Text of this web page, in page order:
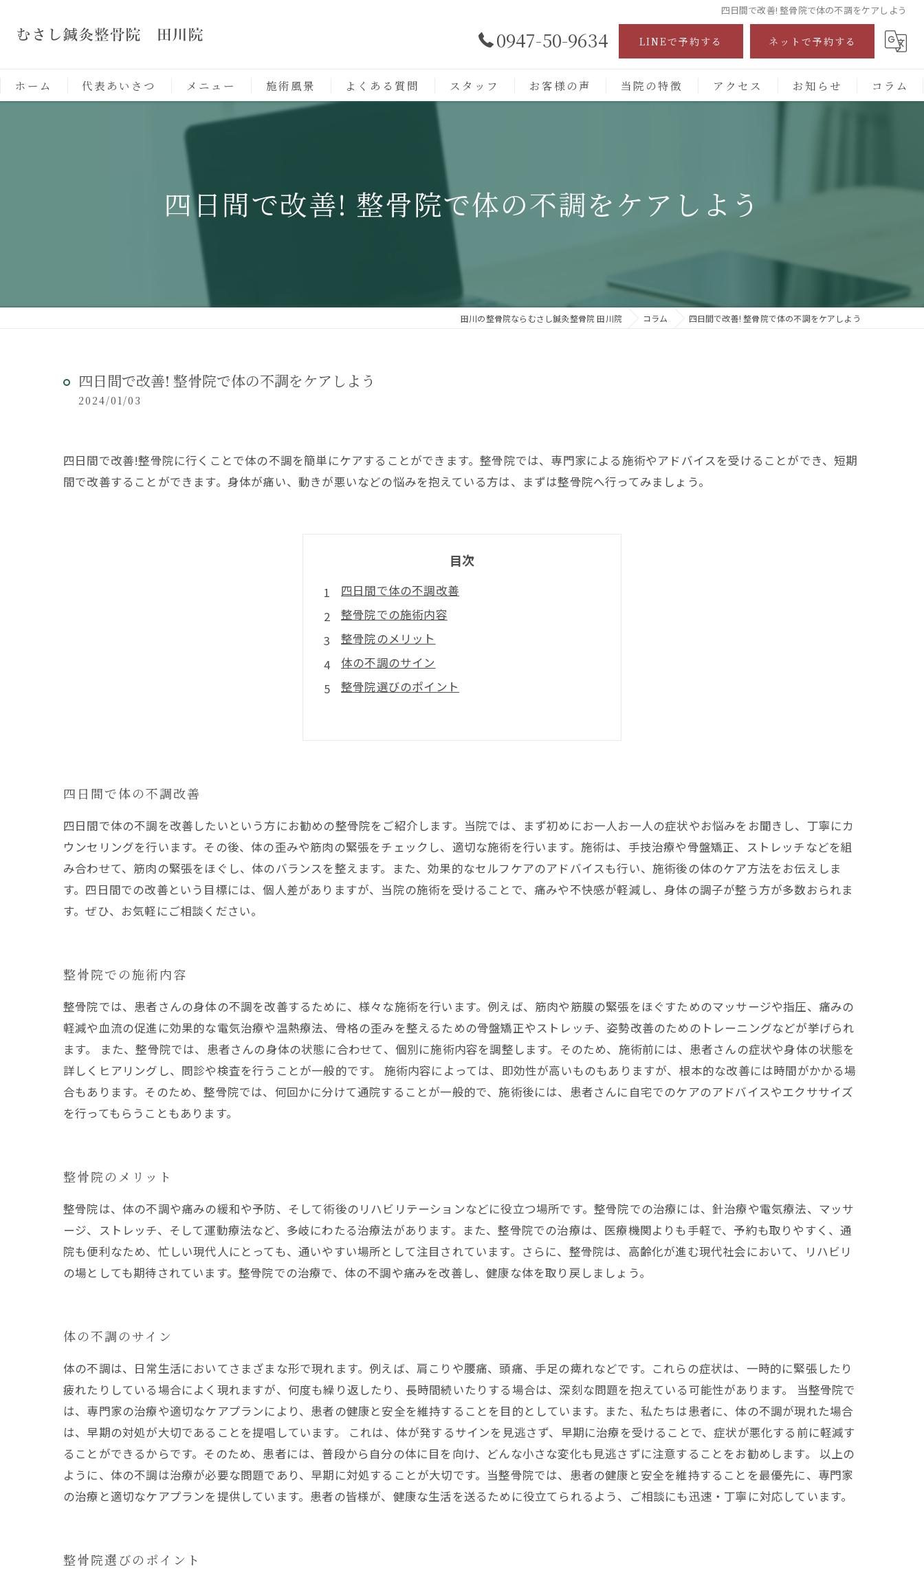
四日間で改善! 整骨院で体の不調をケアしよう
0947-50-9634 LINEで予約する ネットで予約する
ホーム 代表あいさつ メニュー 施術風景 よくある質問 スタッフ お客様の声 当院の特徴
保険施術
アクセス お知らせ コラム
四日間で改善! 整骨院で体の不調をケアしよう
田川の整骨院ならむさし鍼灸整骨院 田川院 コラム 四日間で改善! 整骨院で体の不調をケアしよう
四日間で改善! 整骨院で体の不調をケアしよう
2024/01/03
四日間で改善!整骨院に行くことで体の不調を簡単にケアすることができます。整骨院では、専門家による施術やアドバイスを受けることができ、短期
間で改善することができます。身体が痛い、動きが悪いなどの悩みを抱えている方は、まずは整骨院へ行ってみましょう。
目次
四日間で体の不調改善
整骨院での施術内容
整骨院のメリット
体の不調のサイン
整骨院選びのポイント
四日間で体の不調改善
四日間で体の不調を改善したいという方にお勧めの整骨院をご紹介します。当院では、まず初めにお一人お一人の症状やお悩みをお聞きし、丁寧にカ
ウンセリングを行います。その後、体の歪みや筋肉の緊張をチェックし、適切な施術を行います。施術は、手技治療や骨盤矯正、ストレッチなどを組
み合わせて、筋肉の緊張をほぐし、体のバランスを整えます。また、効果的なセルフケアのアドバイスも行い、施術後の体のケア方法をお伝えしま
す。四日間での改善という目標には、個人差がありますが、当院の施術を受けることで、痛みや不快感が軽減し、身体の調子が整う方が多数おられま
す。ぜひ、お気軽にご相談ください。
整骨院での施術内容
整骨院では、患者さんの身体の不調を改善するために、様々な施術を行います。例えば、筋肉や筋膜の緊張をほぐすためのマッサージや指圧、痛みの
軽減や血流の促進に効果的な電気治療や温熱療法、骨格の歪みを整えるための骨盤矯正やストレッチ、姿勢改善のためのトレーニングなどが挙げられ
ます。 また、整骨院では、患者さんの身体の状態に合わせて、個別に施術内容を調整します。そのため、施術前には、患者さんの症状や身体の状態を
詳しくヒアリングし、問診や検査を行うことが一般的です。 施術内容によっては、即効性が高いものもありますが、根本的な改善には時間がかかる場
合もあります。そのため、整骨院では、何回かに分けて通院することが一般的で、施術後には、患者さんに自宅でのケアのアドバイスやエクササイズ
を行ってもらうこともあります。
整骨院のメリット
整骨院は、体の不調や痛みの緩和や予防、そして術後のリハビリテーションなどに役立つ場所です。整骨院での治療には、針治療や電気療法、マッサ
ージ、ストレッチ、そして運動療法など、多岐にわたる治療法があります。また、整骨院での治療は、医療機関よりも手軽で、予約も取りやすく、通
院も便利なため、忙しい現代人にとっても、通いやすい場所として注目されています。さらに、整骨院は、高齢化が進む現代社会において、リハビリ
の場としても期待されています。整骨院での治療で、体の不調や痛みを改善し、健康な体を取り戻しましょう。
体の不調のサイン
体の不調は、日常生活においてさまざまな形で現れます。例えば、肩こりや腰痛、頭痛、手足の痺れなどです。これらの症状は、一時的に緊張したり
疲れたりしている場合によく現れますが、何度も繰り返したり、長時間続いたりする場合は、深刻な問題を抱えている可能性があります。 当整骨院で
は、専門家の治療や適切なケアプランにより、患者の健康と安全を維持することを目的としています。また、私たちは患者に、体の不調が現れた場合
は、早期の対処が大切であることを提唱しています。 これは、体が発するサインを見逃さず、早期に治療を受けることで、症状が悪化する前に軽減す
ることができるからです。そのため、患者には、普段から自分の体に目を向け、どんな小さな変化も見逃さずに注意することをお勧めします。 以上の
ように、体の不調は治療が必要な問題であり、早期に対処することが大切です。当整骨院では、患者の健康と安全を維持することを最優先に、専門家
の治療と適切なケアプランを提供しています。患者の皆様が、健康な生活を送るために役立てられるよう、ご相談にも迅速・丁寧に対応しています。
整骨院選びのポイント